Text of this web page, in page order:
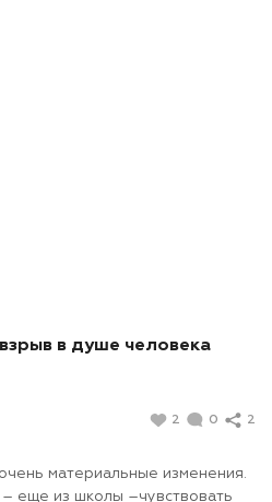
в душе человека
2 0 2
материальные изменения.
еще из школы –чувствовать